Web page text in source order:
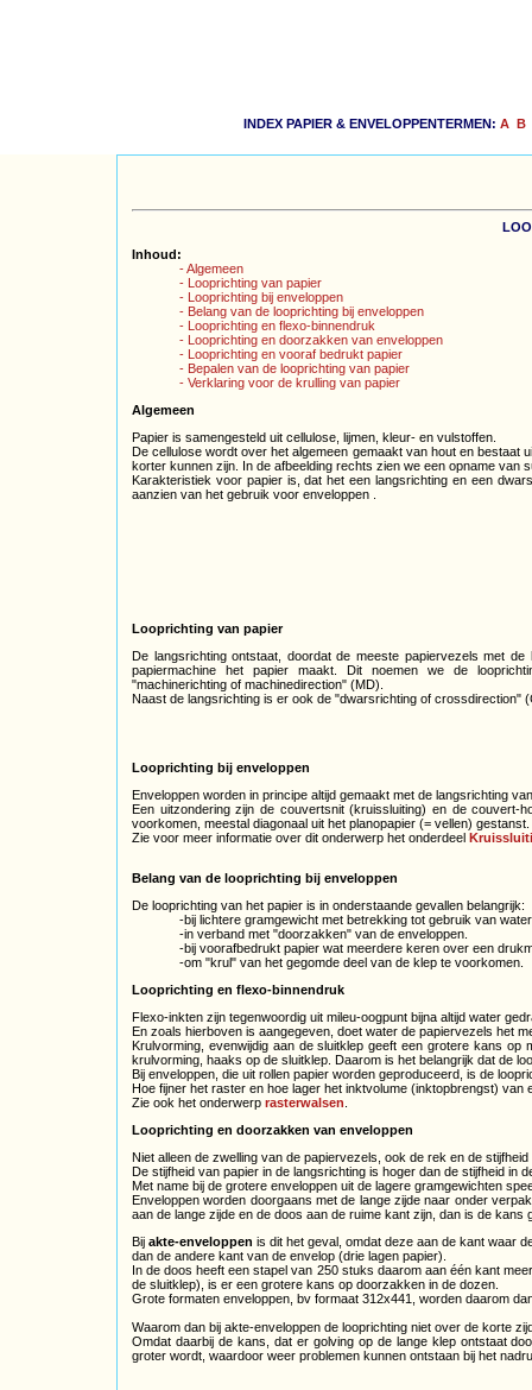
INDEX PAPIER & ENVELOPPENTERMEN: A B
Inhoud:
- Algemeen
- Looprichting van papier
- Looprichting bij enveloppen
- Belang van de looprichting bij enveloppen
- Looprichting en flexo-binnendruk
- Looprichting en doorzakken van enveloppen
- Looprichting en vooraf bedrukt papier
- Bepalen van de looprichting van papier
- Verklaring voor de krulling van papier
Algemeen
Papier is samengesteld uit cellulose, lijmen, kleur- en vulstoffen.
De cellulose wordt over het algemeen gemaakt van hout en bestaat
korter kunnen zijn. In de afbeelding rechts zien we een opname van
Karakteristiek voor papier is, dat het een langsrichting en een
aanzien van het gebruik voor enveloppen .
Looprichting van papier
De langsrichting ontstaat, doordat de meeste papiervezels met
papiermachine het papier maakt. Dit noemen we de
"machinerichting of machinedirection" (MD).
Naast de langsrichting is er ook de "dwarsrichting of crossdirection"
Looprichting bij enveloppen
Enveloppen worden in principe altijd gemaakt met de langsrichting
Een uitzondering zijn de couvertsnit (kruissluiting) en de couvert-
voorkomen, meestal diagonaal uit het planopapier (= vellen) gestanst.
Zie voor meer informatie over dit onderwerp het onderdeel
Belang van de looprichting bij enveloppen
De looprichting van het papier is in onderstaande gevallen belangrijk:
-bij lichtere gramgewicht met betrekking tot gebruik van
-in verband met "doorzakken" van de enveloppen.
-bij voorafbedrukt papier wat meerdere keren over een
-om "krul" van het gegomde deel van de klep te voorkomen.
Looprichting en flexo-binnendruk
Flexo-inkten zijn tegenwoordig uit mileu-oogpunt bijna altijd water
En zoals hierboven is aangegeven, doet water de papiervezels het
Krulvorming, evenwijdig aan de sluitklep geeft een grotere kans
krulvorming, haaks op de sluitklep. Daarom is het belangrijk dat de
Bij enveloppen, die uit rollen papier worden geproduceerd, is de
Hoe fijner het raster en hoe lager het inktvolume (inktopbrengst)
Zie ook het onderwerp rasterwalsen
Looprichting en doorzakken van enveloppen
Niet alleen de zwelling van de papiervezels, ook de rek en de
De stijfheid van papier in de langsrichting is hoger dan de stijfheid in
Met name bij de grotere enveloppen uit de lagere gramgewichten
Enveloppen worden doorgaans met de lange zijde naar onder
aan de lange zijde en de doos aan de ruime kant zijn, dan is de
Bijakte-enveloppen is dit het geval, omdat deze aan de kant waar
dan de andere kant van de envelop (drie lagen papier).
In de doos heeft een stapel van 250 stuks daarom aan één kant
de sluitklep), is er een grotere kans op doorzakken in de dozen.
Grote formaten enveloppen, bv formaat 312x441, worden daarom
Waarom dan bij akte-enveloppen de looprichting niet over de korte
Omdat daarbij de kans, dat er golving op de lange klep ontstaat
groter wordt, waardoor weer problemen kunnen ontstaan bij het